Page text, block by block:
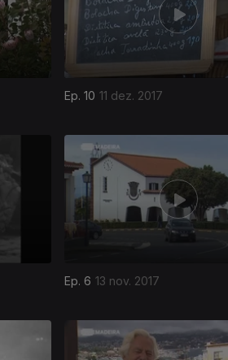
Ep. 10 11 dez. 2017
Ep. 6 13 nov. 2017